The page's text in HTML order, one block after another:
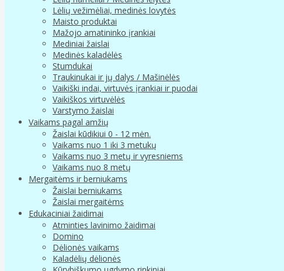
Lėlių vežimėliai, medinės lovytės
Maisto produktai
Mažojo amatininko įrankiai
Mediniai žaislai
Medinės kaladėlės
Stumdukai
Traukinukai ir jų dalys / Mašinėlės
Vaikiški indai, virtuvės įrankiai ir puodai
Vaikiškos virtuvėlės
Varstymo žaislai
Vaikams pagal amžių
Žaislai kūdikiui 0 - 12 mėn.
Vaikams nuo 1 iki 3 metukų
Vaikams nuo 3 metų ir vyresniems
Vaikams nuo 8 metų
Mergaitėms ir berniukams
Žaislai berniukams
Žaislai mergaitėms
Edukaciniai žaidimai
Atminties lavinimo žaidimai
Domino
Dėlionės vaikams
Kaladėlių dėlionės